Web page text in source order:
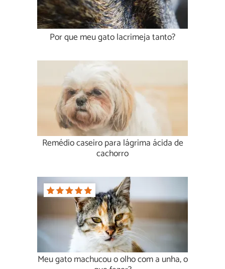
Por que meu gato lacrimeja tanto?
Remédio caseiro para lágrima ácida de
cachorro
Meu gato machucou o olho com a unha, o